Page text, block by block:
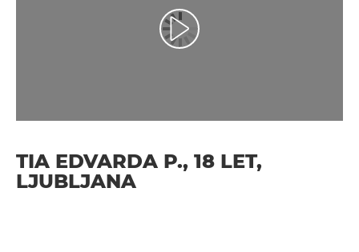
Predvajaj videoposnetek
TIA EDVARDA P., 18 LET,
LJUBLJANA